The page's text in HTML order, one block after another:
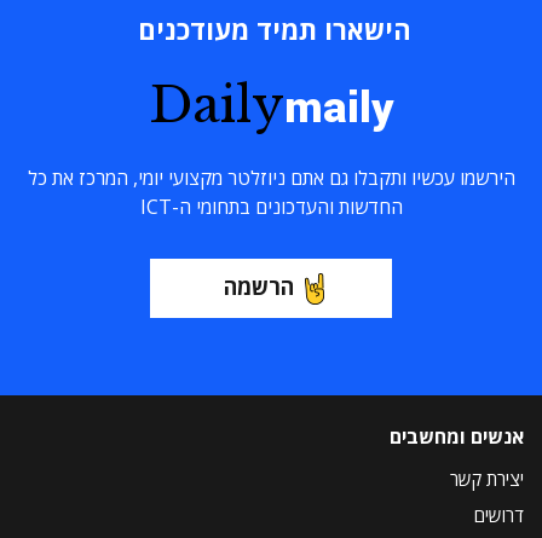
הישארו תמיד מעודכנים
Dailymaily
הירשמו עכשיו ותקבלו גם אתם ניוזלטר מקצועי יומי, המרכז את כל
החדשות והעדכונים בתחומי ה-ICT
הרשמה
אנשים ומחשבים
יצירת קשר
דרושים